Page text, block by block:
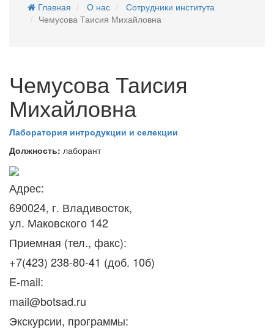
Главная О нас
Сотрудники института
Чемусова Таисия Михайловна
Чемусова Таисия
Михайловна
Лаборатория интродукции и селекции
Должность: лаборант
Адрес:
690024, г. Владивосток,
ул. Маковского 142
Приемная (тел., факс):
+7(423) 238-80-41 (доб. 10б)
E-mail:
mail@botsad.ru
Экскурсии, программы: